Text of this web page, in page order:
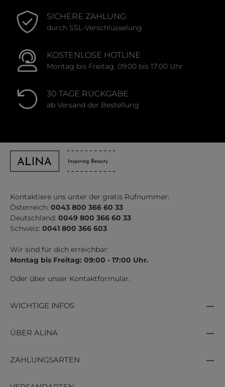
SICHERE ZAHLUNG
durch SSL-Verschlüsselung
KOSTENLOSE HOTLINE
Montag bis Freitag: 09:00 bis 17:00 Uhr
30 TAGE RÜCKGABE
ab Versand der Bestellung
Kontaktiere uns unter der gratis Rufnummer:
Österreich: 0043 800 366 60 33
Deutschland: 0049 800 366 60 33
Schweiz: 0041 800 366 603
Wir sind für dich erreichbar:
Montag bis Freitag: 09:00 - 17:00 Uhr.
Oder über unser Kontaktformular.
WICHTIGE INFOS
ÜBER ALINA
ZAHLUNGSARTEN